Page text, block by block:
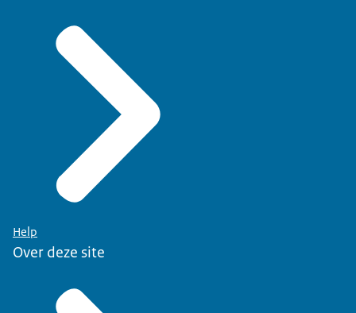
Help
Over deze site